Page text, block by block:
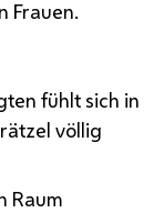
Frauen.
fühlt sich in
völlig
Raum